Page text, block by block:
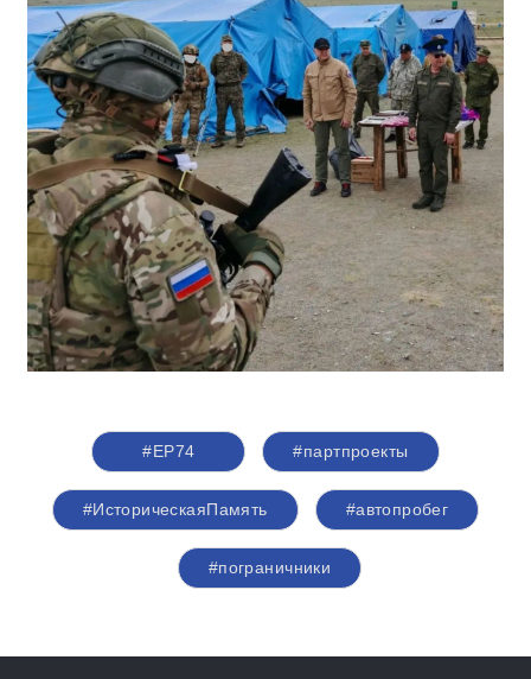
#ЕР74 #партпроекты
#ИсторическаяПамять #автопробег
#пограничники